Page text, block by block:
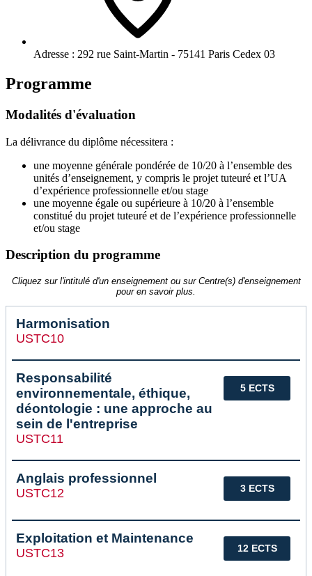
Adresse : 292 rue Saint-Martin - 75141 Paris Cedex 03
Programme
Modalités d'évaluation
La délivrance du diplôme nécessitera :
une moyenne générale pondérée de 10/20 à l’ensemble des
unités d’enseignement, y compris le projet tuteuré et l’UA
d’expérience professionnelle et/ou stage
une moyenne égale ou supérieure à 10/20 à l’ensemble
constitué du projet tuteuré et de l’expérience professionnelle
et/ou stage
Description du programme
Cliquez sur l'intitulé d'un enseignement ou sur Centre(s) d'enseignement
pour en savoir plus.
Harmonisation
USTC10
5 ECTS
Responsabilité
environnementale, éthique,
déontologie : une approche au
sein de l'entreprise
USTC11
3 ECTS
Anglais professionnel
USTC12
12 ECTS
Exploitation et Maintenance
USTC13